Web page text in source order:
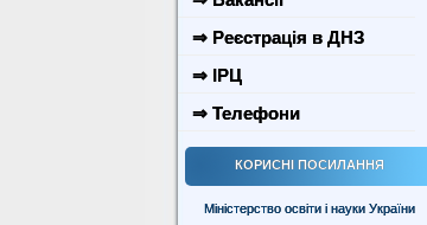
⇒ Реєстрація в ДНЗ
⇒ ІРЦ
⇒ Телефони
КОРИСНІ ПОСИЛАННЯ
Міністерство освіти і науки України